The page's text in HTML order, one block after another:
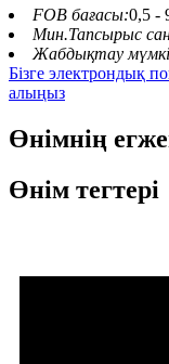
FOB бағасы:0,5 -
Мин.Тапсырыс
Жабдықтау
Бізге электрондық
алыңыз
Өнімнің
Өнім тегтері